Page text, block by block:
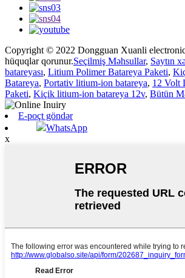
Copyright © 2022 Dongguan Xuanli
hüquqlar qorunur.Seçilmiş Məhsullar, Saytın
batareyası, Litium Polimer Batareya Paketi,
Batareya, Portativ litium-ion batareya, 12 Volt
Paketi, Kiçik litium-ion batareya 12v, Bütün
E-poçt göndər
WhatsApp
x